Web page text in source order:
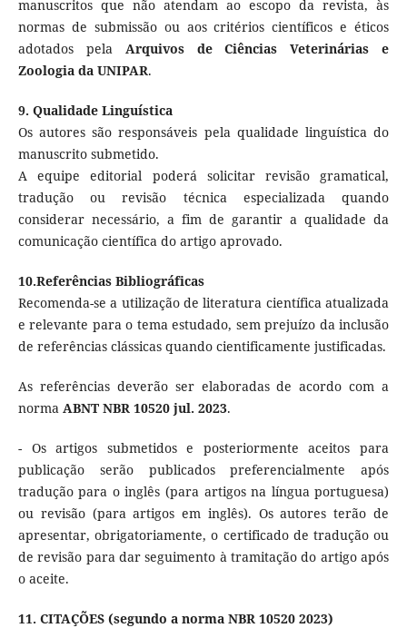
manuscritos que não atendam ao escopo da revista, às
normas de submissão ou aos critérios científicos e éticos
adotados pela Arquivos de Ciências Veterinárias e
Zoologia da UNIPAR.
9. Qualidade Linguística
Os autores são responsáveis pela qualidade linguística do
manuscrito submetido.
A equipe editorial poderá solicitar revisão gramatical,
tradução ou revisão técnica especializada quando
considerar necessário, a fim de garantir a qualidade da
comunicação científica do artigo aprovado.
10.Referências Bibliográficas
Recomenda-se a utilização de literatura científica atualizada
e relevante para o tema estudado, sem prejuízo da inclusão
de referências clássicas quando cientificamente justificadas.
As referências deverão ser elaboradas de acordo com a
norma ABNT NBR 10520 jul. 2023.
- Os artigos submetidos e posteriormente aceitos para
publicação serão publicados preferencialmente após
tradução para o inglês (para artigos na língua portuguesa)
ou revisão (para artigos em inglês). Os autores terão de
apresentar, obrigatoriamente, o certificado de tradução ou
de revisão para dar seguimento à tramitação do artigo após
o aceite.
11. CITAÇÕES (segundo a norma NBR 10520 2023)